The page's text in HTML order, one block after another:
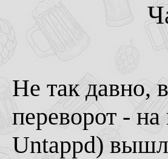
Не так давно,
переворот -
Untappd)